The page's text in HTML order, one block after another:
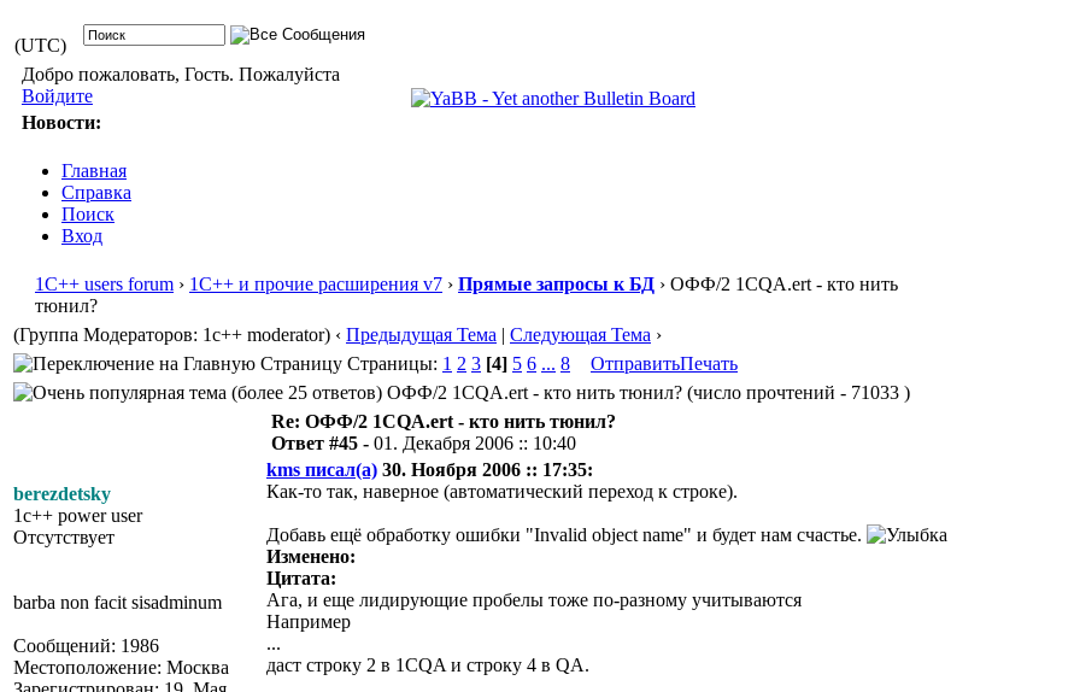
(UTC)
Добро пожаловать, Гость. Пожалуйста
Войдите
Новости:
Главная
Справка
Поиск
Вход
1С++ users forum › 1С++ и прочие расширения v7 › Прямые запросы к БД › ОФФ/2 1CQA.ert - кто нить
тюнил?
(Группа Модераторов: 1c++ moderator) ‹ Предыдущая Тема | Следующая Тема ›
Страницы: 1 2 3 [4] 5 6 ... 8 ОтправитьПечать
ОФФ/2 1CQA.ert - кто нить тюнил? (число прочтений - 71033 )
berezdetsky
1c++ power user
Отсутствует
barba non facit sisadminum
Сообщений: 1986
Местоположение: Москва
Re: ОФФ/2 1CQA.ert - кто нить тюнил?
Ответ #45 - 01. Декабря 2006 :: 10:40
kms писал(а) 30. Ноября 2006 :: 17:35:
Как-то так, наверное (автоматический переход к строке).
Добавь ещё обработку ошибки "Invalid object name" и будет нам счастье.
Изменено:
Цитата:
Ага, и еще лидирующие пробелы тоже по-разному учитываются
Например
...
даст строку 2 в 1CQA и строку 4 в QA.